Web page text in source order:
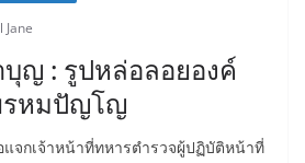
Jane
ญ : รูปหล่อลอยองค์
รหมปัญโญ
จกเจ้าหน้าที่ทหารตำรวจผู้ปฏิบัติหน้าที่